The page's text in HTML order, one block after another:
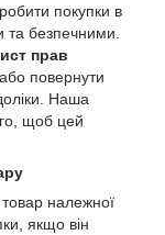
покупки в
та безпечними.
прав
повернути
Наша
щоб цей
належної
якщо він